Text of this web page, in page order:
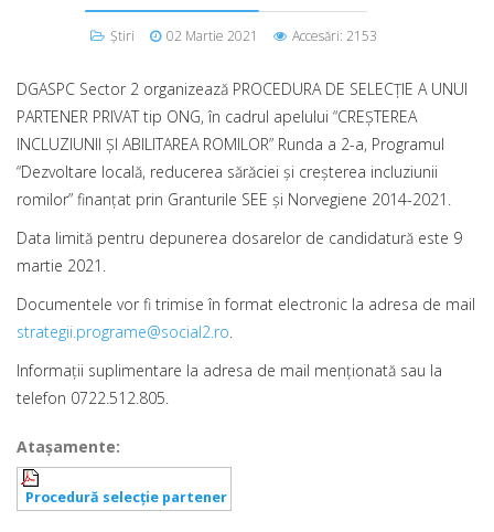
Știri 02 Martie 2021 Accesări: 2153
DGASPC Sector 2 organizează PROCEDURA DE SELECȚIE A UNUI
PARTENER PRIVAT tip ONG, în cadrul apelului “CREȘTEREA
INCLUZIUNII ȘI ABILITAREA ROMILOR” Runda a 2-a, Programul
“Dezvoltare locală, reducerea sărăciei și creșterea incluziunii
romilor” finanțat prin Granturile SEE și Norvegiene 2014-2021.
Data limită pentru depunerea dosarelor de candidatură este 9
martie 2021.
Documentele vor fi trimise în format electronic la adresa de mail
strategii.programe@social2.ro.
Informații suplimentare la adresa de mail menționată sau la
telefon 0722.512.805.
Ataşamente:
Procedură selecţie partener